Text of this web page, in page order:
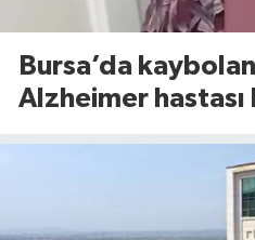
Bursa’da
Alzheimer hastası